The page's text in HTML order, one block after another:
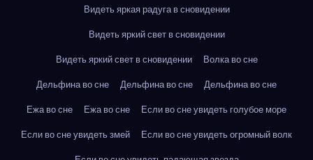
Видеть яркая радуга в сновидении
Видеть яркий свет в сновидении
Видеть яркий свет в сновидении
Волка во сне
Дельфина во сне
Дельфина во сне
Дельфина во сне
Ежа во сне
Ежа во сне
Если во сне увидеть голубое море
Если во сне увидеть змей
Если во сне увидеть огромный волк